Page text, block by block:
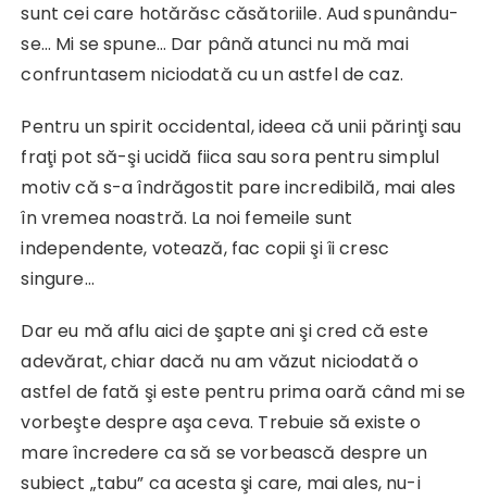
sunt cei care hotărăsc căsătoriile. Aud spunându-
se… Mi se spune… Dar până atunci nu mă mai
confruntasem niciodată cu un astfel de caz.
Pentru un spirit occidental, ideea că unii părinţi sau
fraţi pot să-şi ucidă fiica sau sora pentru simplul
motiv că s-a îndrăgostit pare incredibilă, mai ales
în vremea noastră. La noi femeile sunt
independente, votează, fac copii şi îi cresc
singure…
Dar eu mă aflu aici de şapte ani şi cred că este
adevărat, chiar dacă nu am văzut niciodată o
astfel de fată şi este pentru prima oară când mi se
vorbeşte despre aşa ceva. Trebuie să existe o
mare încredere ca să se vorbească despre un
subiect „tabu” ca acesta şi care, mai ales, nu-i